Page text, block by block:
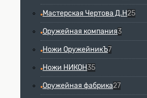
Мастерская Чертова Д.Н25
Оружейная компания3
Ножи ОружейникЪ7
Ножи НИКОН35
Оружейная фабрика27